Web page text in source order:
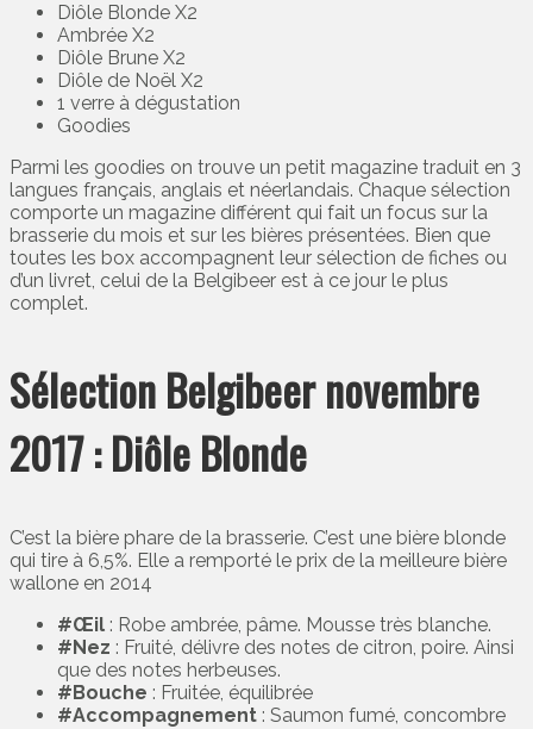
Diôle Blonde X2
Ambrée X2
Diôle Brune X2
Diôle de Noël X2
1 verre à dégustation
Goodies
Parmi les goodies on trouve un petit magazine traduit en 3
langues français, anglais et néerlandais. Chaque sélection
comporte un magazine différent qui fait un focus sur la
brasserie du mois et sur les bières présentées. Bien que
toutes les box accompagnent leur sélection de fiches ou
d’un livret, celui de la Belgibeer est à ce jour le plus
complet.
Sélection Belgibeer novembre
2017 : Diôle Blonde
C’est la bière phare de la brasserie. C’est une bière blonde
qui tire à 6,5%. Elle a remporté le prix de la meilleure bière
wallone en 2014
#Œil : Robe ambrée, pâme. Mousse très blanche.
#Nez : Fruité, délivre des notes de citron, poire. Ainsi
que des notes herbeuses.
#Bouche : Fruitée, équilibrée
#Accompagnement : Saumon fumé, concombre